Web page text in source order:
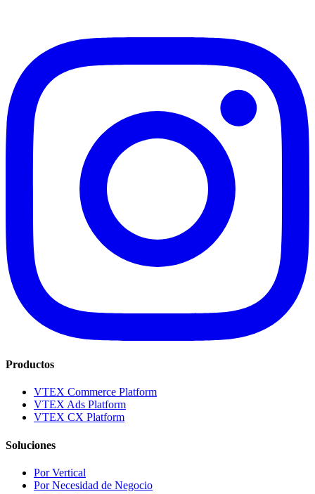
Productos
VTEX Commerce Platform
VTEX Ads Platform
VTEX CX Platform
Soluciones
Por Vertical
Por Necesidad de Negocio